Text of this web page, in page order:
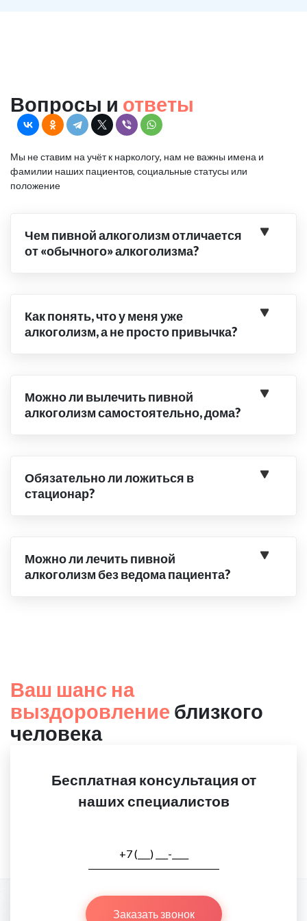
Вопросы и ответы
Мы не ставим на учёт к наркологу, нам не важны имена и
фамилии наших пациентов, социальные статусы или
положение
Чем пивной алкоголизм отличается
от «обычного» алкоголизма?
Как понять, что у меня уже
алкоголизм, а не просто привычка?
Можно ли вылечить пивной
алкоголизм самостоятельно, дома?
Обязательно ли ложиться в
стационар?
Можно ли лечить пивной
алкоголизм без ведома пациента?
Ваш шанс на
выздоровление близкого
человека
Бесплатная консультация от
наших специалистов
Заказать звонок